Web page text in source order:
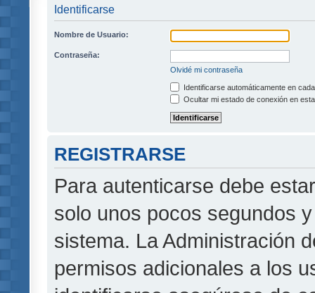
Identificarse
Nombre de Usuario:
Contraseña:
Olvidé mi contraseña
Identificarse automáticamente en
Ocultar mi estado de conexión en
REGISTRARSE
Para autenticarse debe
solo unos pocos segundos
sistema. La Administración
permisos adicionales a los